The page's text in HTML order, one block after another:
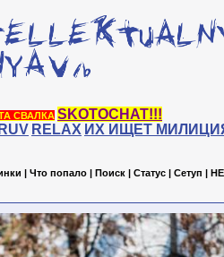
СВАЛКА SKOTOCHAT!!!
RELAX ИХ ИЩЕТ
| Что попало | Поиск | Статус | Сетуп |